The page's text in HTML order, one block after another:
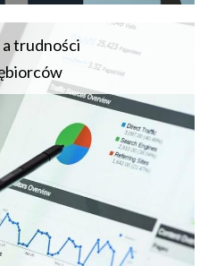
a trudności